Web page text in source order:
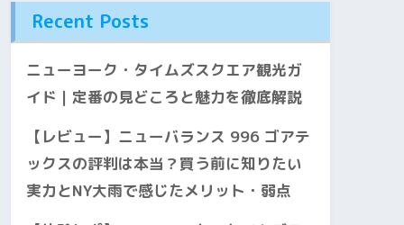
Recent Posts
ニューヨーク・タイムズスクエア観光ガ
イド｜定番の見どころと魅力を徹底解説
【レビュー】ニューバランス 996 ゴアテ
ックスの評判は本当？買う前に知りたい
実力とNY大雨で感じたメリット・弱点